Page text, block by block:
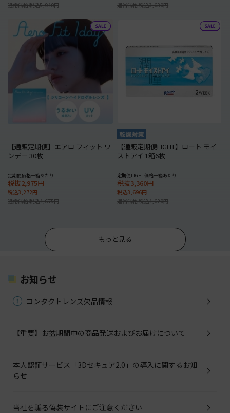
通常価格 税込5,940円
通常価格 税込3,630円
【通販定期便】エアロ フィット ワ
ンデー 30枚
定期便価格一箱あたり
税抜2,975円
税込3,272円
通常価格 税込4,675円
【通販定期便LIGHT】ロート モイ
ストアイ 1箱6枚
定期便LIGHT価格一箱あたり
税抜3,360円
税込3,696円
通常価格 税込4,620円
もっと見る
お知らせ
コンタクトレンズ欠品情報
【重要】お盆期間中の商品発送およびお届けについて
本人認証サービス「3Dセキュア2.0」の導入に関するお知
らせ
当社を騙る偽装サイトにご注意ください